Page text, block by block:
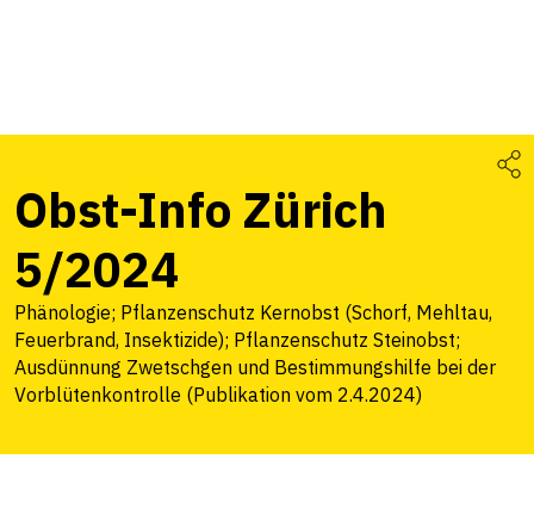
Obst-Info Zürich
5/2024
Phänologie; Pflanzenschutz Kernobst (Schorf, Mehltau,
Feuerbrand, Insektizide); Pflanzenschutz Steinobst;
Ausdünnung Zwetschgen und Bestimmungshilfe bei der
Vorblütenkontrolle (Publikation vom 2.4.2024)